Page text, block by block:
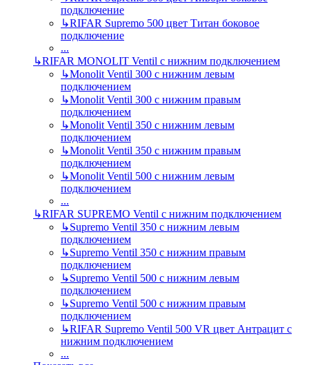
подключение
↳RIFAR Supremo 500 цвет Титан боковое
подключение
...
↳RIFAR MONOLIT Ventil с нижним подключением
↳Monolit Ventil 300 с нижним левым
подключением
↳Monolit Ventil 300 с нижним правым
подключением
↳Monolit Ventil 350 с нижним левым
подключением
↳Monolit Ventil 350 с нижним правым
подключением
↳Monolit Ventil 500 с нижним левым
подключением
...
↳RIFAR SUPREMO Ventil с нижним подключением
↳Supremo Ventil 350 с нижним левым
подключением
↳Supremo Ventil 350 с нижним правым
подключением
↳Supremo Ventil 500 с нижним левым
подключением
↳Supremo Ventil 500 с нижним правым
подключением
↳RIFAR Supremo Ventil 500 VR цвет Антрацит с
нижним подключением
...